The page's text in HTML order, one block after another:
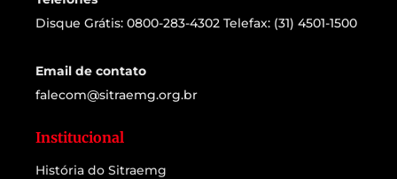
Disque Grátis: 0800-283-4302 Telefax: (31) 4501-1500
Email de contato
falecom@sitraemg.org.br
Institucional
História do Sitraemg